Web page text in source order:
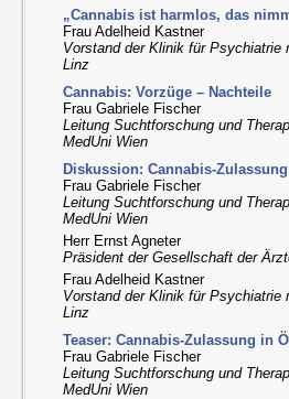
„Cannabis ist harmlos, das
Frau Adelheid Kastner
Vorstand der Klinik für
Linz
Cannabis: Vorzüge – Nachteile
Frau Gabriele Fischer
Leitung Suchtforschung und
MedUni Wien
Diskussion: Cannabis-
Frau Gabriele Fischer
Leitung Suchtforschung und
MedUni Wien
Herr Ernst Agneter
Präsident der Gesellschaft der
Frau Adelheid Kastner
Vorstand der Klinik für
Linz
Teaser: Cannabis-Zulassung in
Frau Gabriele Fischer
Leitung Suchtforschung und
MedUni Wien